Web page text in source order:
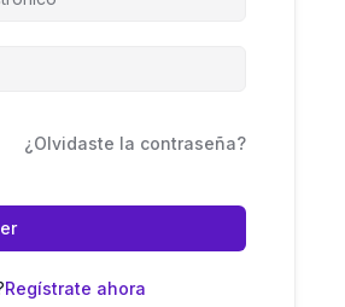
¿Olvidaste la contraseña?
Regístrate ahora